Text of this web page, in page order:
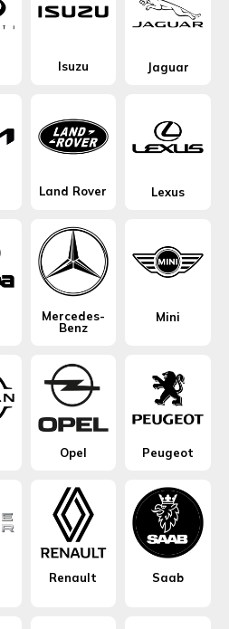
Isuzu Jaguar
Land Rover Lexus
Mercedes-
Benz
Mini
Opel Peugeot
Renault Saab